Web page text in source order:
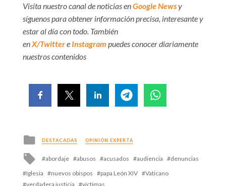
Visita nuestro canal de noticias enGoogle Newsy
síguenos para obtener información precisa, interesante y
estar al día con todo. También
enX/Twittere Instagram puedes conocer diariamente
nuestros contenidos
Posted
in
DESTACADAS OPINIÓN EXPERTA
Tagged
abordaje abusos acusados audiencia
denuncias
Iglesia
nuevos obispos papa León XIV
Vaticano
verdadera justicia
víctimas